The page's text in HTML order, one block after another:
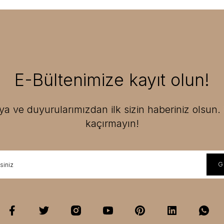
E-Bültenimize kayıt olun!
ve duyurularımızdan ilk sizin haberiniz olsun.
kaçırmayın!